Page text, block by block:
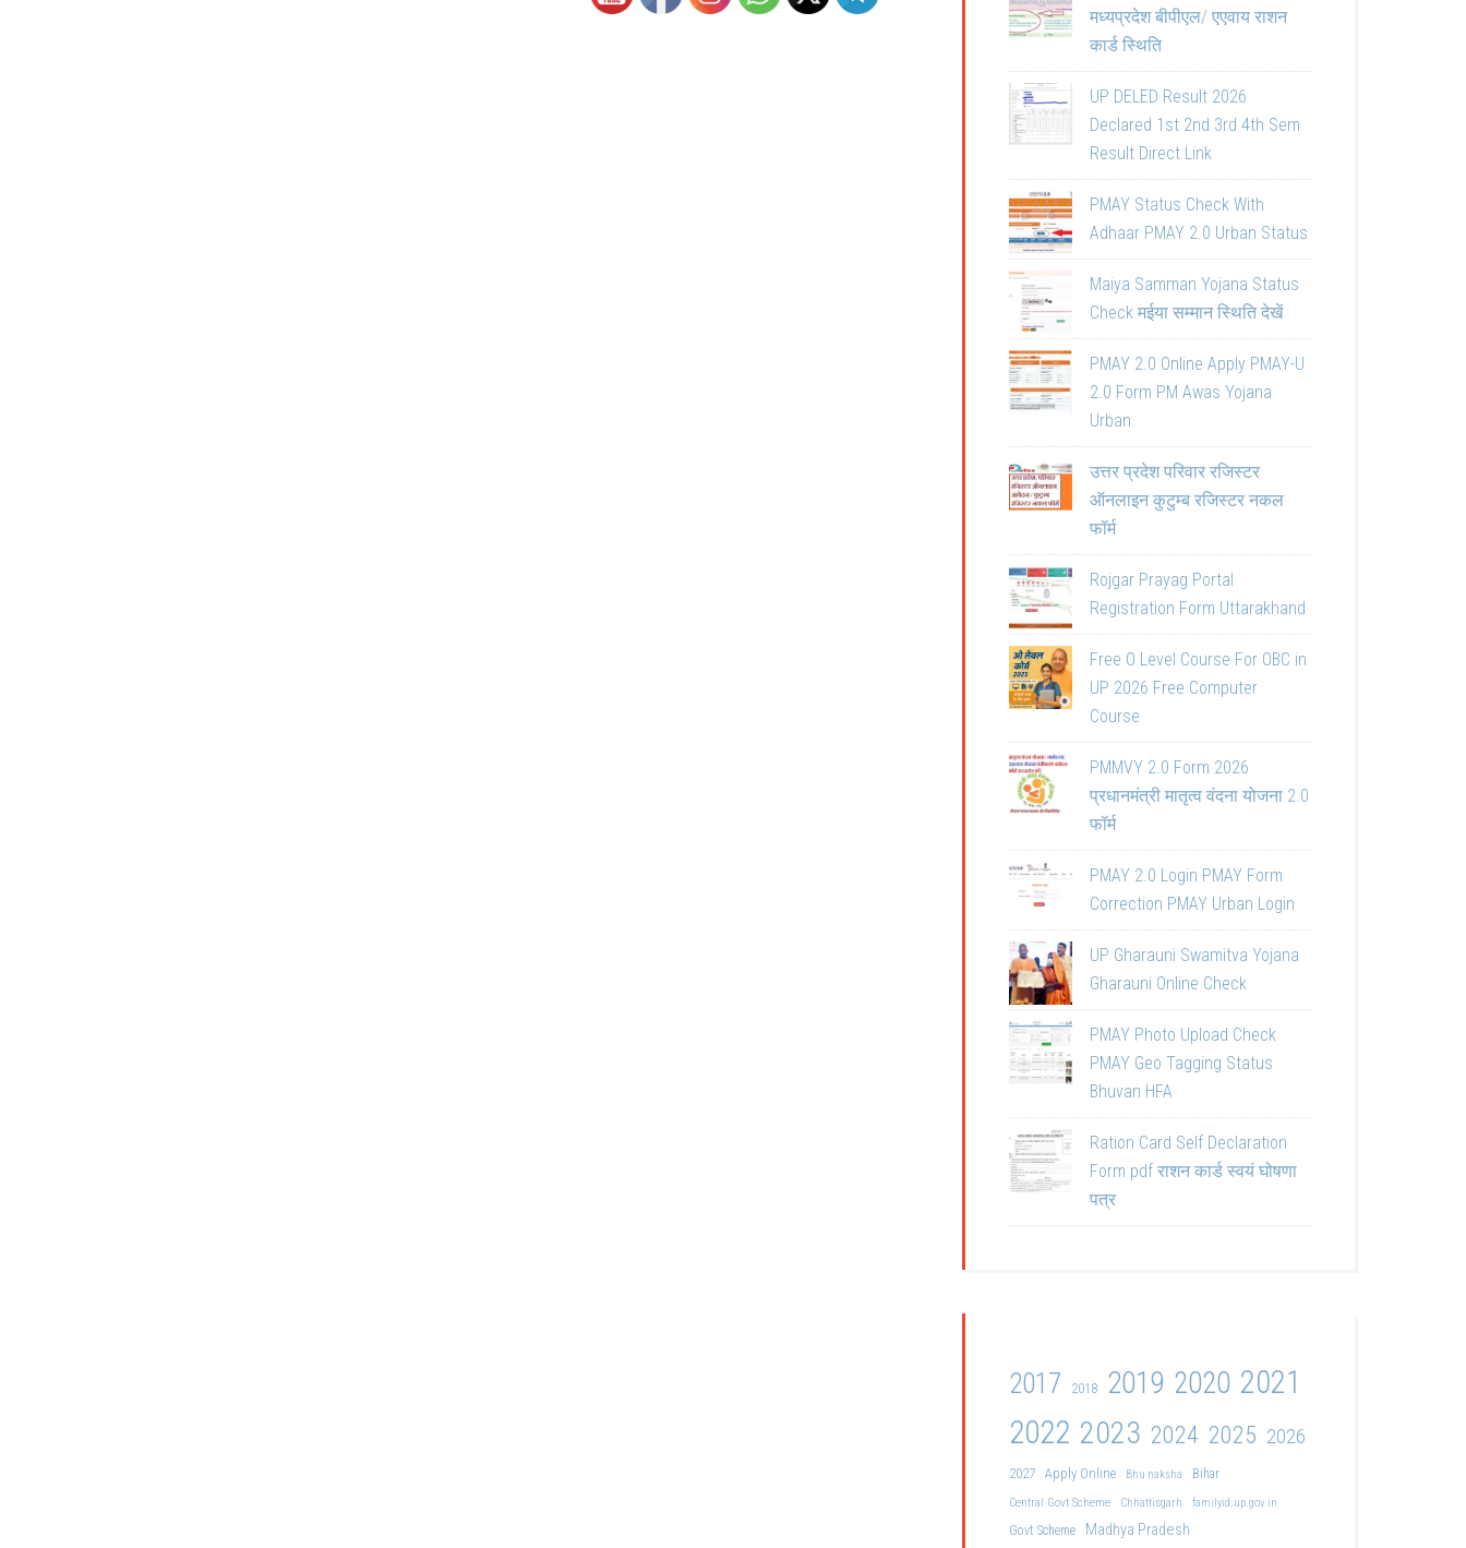
मध्यप्रदेश बीपीएल/ एएवाय राशन
कार्ड स्थिति
UP DELED Result 2026
Declared 1st 2nd 3rd 4th Sem
Result Direct Link
PMAY Status Check With
Adhaar PMAY 2.0 Urban Status
Maiya Samman Yojana Status
Check मईया सम्मान स्थिति देखें
PMAY 2.0 Online Apply PMAY-U
2.0 Form PM Awas Yojana
Urban
उत्तर प्रदेश परिवार रजिस्टर
ऑनलाइन कुटुम्ब रजिस्टर नकल
फॉर्म
Rojgar Prayag Portal
Registration Form Uttarakhand
Free O Level Course For OBC in
UP 2026 Free Computer
Course
PMMVY 2.0 Form 2026
प्रधानमंत्री मातृत्व वंदना योजना 2.0
फॉर्म
PMAY 2.0 Login PMAY Form
Correction PMAY Urban Login
UP Gharauni Swamitva Yojana
Gharauni Online Check
PMAY Photo Upload Check
PMAY Geo Tagging Status
Bhuvan HFA
Ration Card Self Declaration
Form pdf राशन कार्ड स्वयं घोषणा
पत्र
2017 2018 2019 2020 2021
2022 2023 2024 2025 2026
2027 Apply Online Bhu naksha
Bihar
Central Govt Scheme
Chhattisgarh familyid.up.gov.in
Govt Scheme Madhya Pradesh